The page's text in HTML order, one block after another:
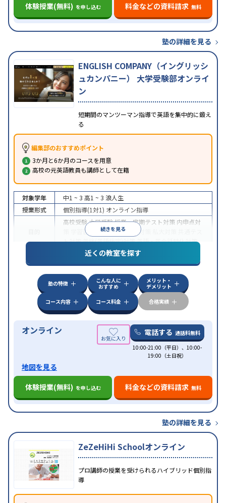
体験授業(無料) を申し込む 料金などの資料請求 無料
塾の詳細を見る
ENGLISH COMPANY（イングリッシ
ュカンパニー） 大学受験部オンライ
ン
短期間のマンツーマン指導で英語を集中的に鍛え
る
編集部のおすすめポイント
3か月と6か月のコースを用意
高校の元英語教員も講師として在籍
続きを見る
対象学年 中1 ~ 3 高1 ~ 3 浪人生
授業形式
個別指導(1対1) オンライン指導
高校受験大学受験授業・定期テスト対策 内申点対
学習習慣の定着国公立大対策
ト対策英検(英語検定)対策英語・英会話特化対策
特徴
中高一貫校生に対応授業の振替可能
学習にPC・タブレットを利用オンライン対応1
科目から受講可能
近くの教室を探す
塾の特徴
こんな人に
おすすめ
メリット・
デメリット
コース内容
コース料金 合格実績
オンライン 電話する 通話料無料
10:00-21:00（平日）、10:00-
19:00（土日祝）
地図を見る
体験授業(無料) を申し込む 料金などの資料請求 無料
塾の詳細を見る
ZeZeHiHi Schoolオンライン
プロ講師の授業を受けられるハイブリッド個別指
導